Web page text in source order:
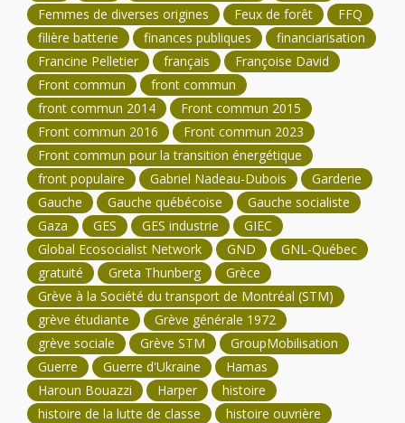
Femmes de diverses origines
Feux de forêt
FFQ
filière batterie
finances publiques
financiarisation
Francine Pelletier
français
Françoise David
Front commun
front commun
front commun 2014
Front commun 2015
Front commun 2016
Front commun 2023
Front commun pour la transition énergétique
front populaire
Gabriel Nadeau-Dubois
Garderie
Gauche
Gauche québécoise
Gauche socialiste
Gaza
GES GES industrie
GIEC
Global Ecosocialist Network
GND
GNL-Québec
gratuité
Greta Thunberg
Grèce
Grève à la Société du transport de Montréal (STM)
grève étudiante
Grève générale 1972
grève sociale
Grève STM
GroupMobilisation
Guerre
Guerre d'Ukraine
Hamas
Haroun Bouazzi
Harper
histoire
histoire de la lutte de classe
histoire ouvrière